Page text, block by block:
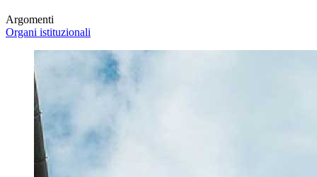
Argomenti
Organi istituzionali